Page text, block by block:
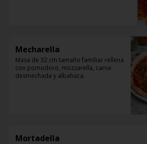
Mecharella
Masa de 32 cm tamaño familiar rellena
con pomodoro, mozzarella, carne
desmechada y albahaca.
Mortadella